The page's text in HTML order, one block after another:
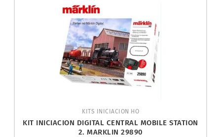
KITS INICIACION HO
KIT INICIACION DIGITAL CENTRAL MOBILE STATION
2. MARKLIN 29890